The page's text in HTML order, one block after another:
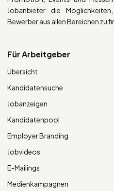
Jobanbieter die
Bewerber aus allen Bereichen zu
Für Arbeitgeber
Übersicht
Kandidatensuche
Jobanzeigen
Kandidatenpool
Employer Branding
Jobvideos
E-Mailings
Medienkampagnen